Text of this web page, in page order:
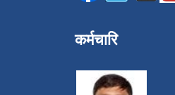
कर्मचारि